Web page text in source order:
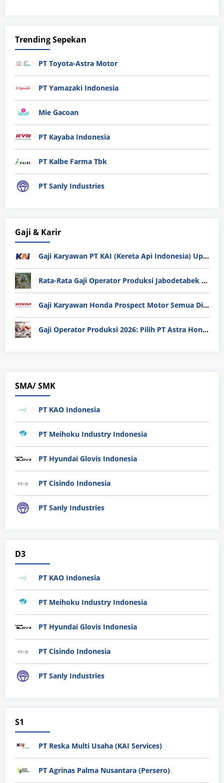
Trending Sepekan
PT Toyota-Astra Motor
PT Yamazaki Indonesia
Mie Gacoan
PT Kayaba Indonesia
PT Kalbe Farma Tbk
PT Sanly Industries
Gaji & Karir
Gaji Karyawan PT KAI (Kereta Api Indonesia) Update 2025
Rata-Rata Gaji Operator Produksi Jabodetabek 2025: Bedah Tuntas UMK, Lemburan, dan Realita Hidup Buruh
Gaji Karyawan Honda Prospect Motor Semua Divisi
Gaji Operator Produksi 2026: Pilih PT Astra Honda Motor (AHM) atau Manufaktur di Jepang?
SMA/ SMK
PT KAO Indonesia
PT Meihoku Industry Indonesia
PT Hyundai Glovis Indonesia
PT Cisindo Indonesia
PT Sanly Industries
D3
PT KAO Indonesia
PT Meihoku Industry Indonesia
PT Hyundai Glovis Indonesia
PT Cisindo Indonesia
PT Sanly Industries
S1
PT Reska Multi Usaha (KAI Services)
PT Agrinas Palma Nusantara (Persero)